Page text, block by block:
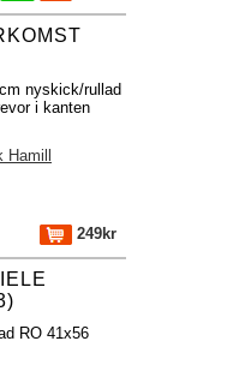
nyskick/rullad
i kanten
Hamill
249kr
RO 41x56